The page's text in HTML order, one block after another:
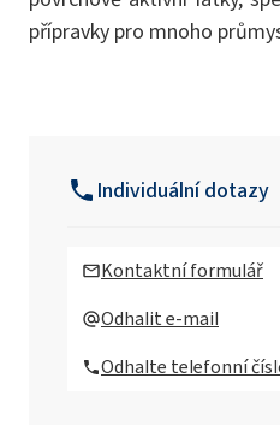
přípravky pro mnoho
Individuální dotazy
Kontaktní formulář
Odhalit e-mail
Odhalte telefonní